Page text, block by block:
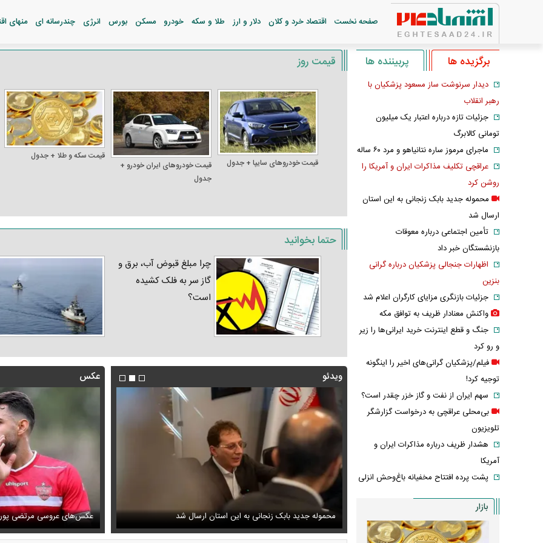
صفحه نخست اقتصاد خرد و کلان دلار و ارز طلا و سکه خودرو مسکن بورس انرژی چندرسانه ای منهای
قیمت روز
قیمت خودرو‌های سایپا + جدول
قیمت خودرو‌های ایران خودرو +
جدول
قیمت سکه و طلا + جدول
حتما بخوانید
چرا مبلغ قبوض آب، برق و
گاز سر به فلک کشیده
است؟
ویدئو
دشمنان می‌دانند چه کسانی را ترور می‌کنند محموله جدید بابک زنجانی به این استان ارسال شد
فیلم/روایت رامین پرچمی از کار
انجام داد
عکس
بنری که شبانه علیه مسعود پزشکیان نصب شد
عکس/ لباس ملانیا ترامپ جنجال به پا کرد/ پست متفاوت ترامپ در
تروث‌سوشال
عکس‌های عروسی مرتضی
برگزیده ها پربیننده ها
دیدار سرنوشت ساز مسعود پزشکیان با
رهبر انقلاب
جزئیات تازه درباره اعتبار یک میلیون
تومانی کالابرگ
ماجرای مرموز ساره نتانیاهو و مرد ۶۰ ساله
عراقچی تکلیف مذاکرات ایران و آمریکا را
روشن کرد
محموله جدید بابک زنجانی به این استان
ارسال شد
تأمین اجتماعی درباره معوقات
بازنشستگان خبر داد
اظهارات جنجالی پزشکیان درباره گرانی
بنزین
جزئیات بازنگری مزایای کارگران اعلام شد
واکنش معنادار ظریف به توافق مکه
جنگ و قطع اینترنت خرید ایرانی‌ها را زیر
و رو کرد
فیلم/پزشکیان گرانی‌های اخیر را اینگونه
توجیه کرد!
سهم ایران از نفت و گاز خزر چقدر است؟
بی‌محلی عراقچی به درخواست گزارشگر
تلویزیون
هشدار ظریف درباره مذاکرات ایران و
آمریکا
پشت پرده افتتاح مخفیانه باغ‌وحش انزلی
بازار